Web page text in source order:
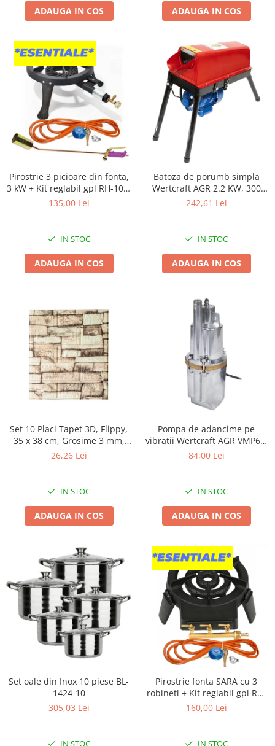
Compresoare auto si pompe
Intretinere interior/exterior
Modulatoare FM
Perii de zapada si raclete
Pompe de transfer
Decoratiuni, ornamente si articole
Craciun
Accesorii si componente craciun
Beteala si ghirlande Craciun
Brazi de Craciun
Costume Craciun
Decoratiuni luminoase exterioare &
Figurine muzicale
Figurine si decoratiuni Craciun
Furtun - Tub - rola craciun
Instalatii de Craciun
Instalatii liniare si role de furtun
luminos
Instalatii liniare/sir
Instalatii perdea
Instalatii plasa
Instalatii turturi-franjuri
Liniare 220V
Perdea 220V
Turturi/Franjuri 220V
Diverse pentru casa si camping
Feronerie
Broaste si clante
Accesorii litiere
Accesorii pentru animale
Aparate de Masaj
Articole si accesorii birou
Electrocasnice
Mobilier
Genți de voiaj & genți
ADAUGA IN COS ADAUGA IN COS
Pirostrie 3 picioare din fonta,
3 kW + Kit reglabil gpl RH-10 +
Tub flex 2M+2 Coliere +
135,00 Lei
IN STOC
ADAUGA IN COS
Batoza de porumb simpla
Wertcraft AGR 2.2 KW, 300
kg/h
242,61 Lei
IN STOC
ADAUGA IN COS
Set 10 Placi Tapet 3D, Flippy,
35 x 38 cm, Grosime 3 mm,
din Polietilena, Model
Galbena
26,26 Lei
IN STOC
ADAUGA IN COS
Pompa de adancime pe
vibratii Wertcraft AGR VMP60,
600 W, 90m refulare
84,00 Lei
IN STOC
ADAUGA IN COS
Set oale din Inox 10 piese BL-
1424-10
305,03 Lei
IN STOC
Pirostrie fonta SARA cu 3
robineti + Kit reglabil gpl RH-
10 + Tub flex 2M+2 Coliere
160,00 Lei
IN STOC